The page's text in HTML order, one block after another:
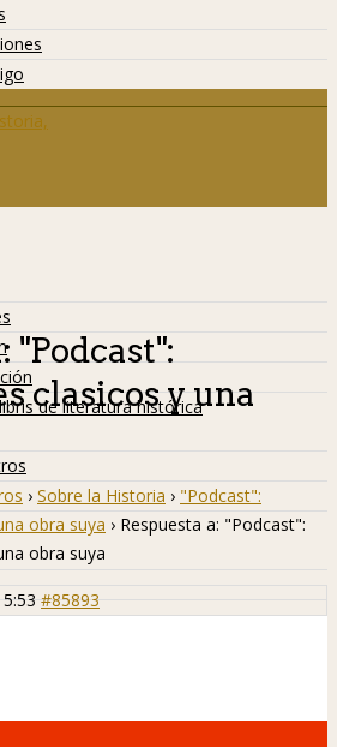
de literatura histórica
"Podcast":
clasicos y una
› Sobre la Historia › "Podcast":
obra suya › Respuesta a: "Podcast":
obra suya
#85893